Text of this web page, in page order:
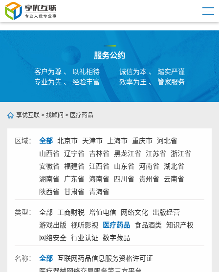
服务公约
客户为尊 、 以礼相待
诚信为本 、 踏实严谨
专业为先 、 经验丰富
效率为王 、 管家服务
享优互联 > 找顾问 > 医疗药品
区域： 全部 北京市 天津市 上海市 重庆市 河北省
山西省
辽宁省 吉林省 黑龙江省 江苏省
浙江省
安徽省
福建省 江西省 山东省 河南省
湖北省
湖南省
广东省 海南省 四川省 贵州省
云南省
陕西省
甘肃省 青海省
类型： 全部 工商财税 增值电信 网络文化
出版经营
游戏出版
视听影视 医疗药品 食品酒类
知识产权
网络安全 行业认证 数字藏品
名称： 全部
互联网药品信息服务资格许可证